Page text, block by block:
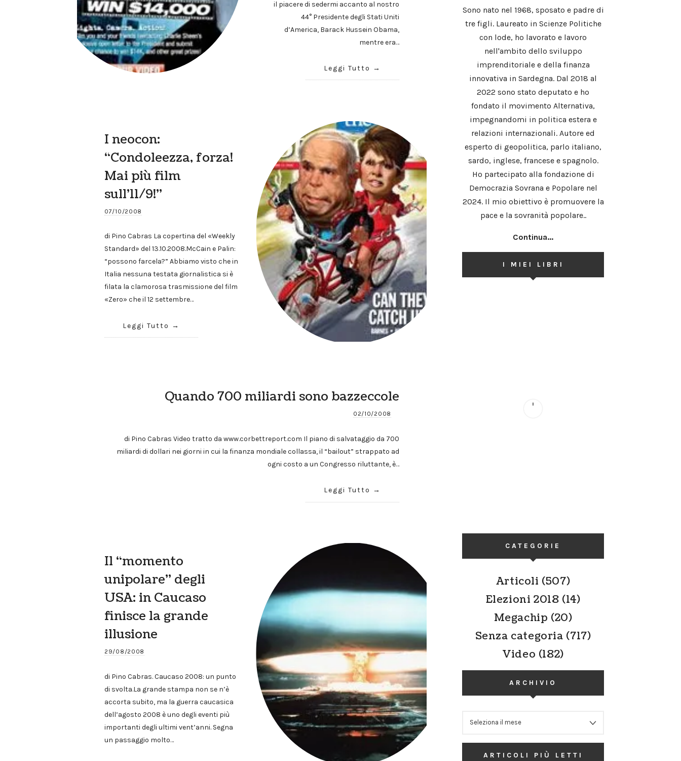
il piacere di sedermi accanto al nostro
44° Presidente degli Stati Uniti
d’America, Barack Hussein Obama,
mentre era…
Leggi Tutto
I neocon:
“Condoleezza, forza!
Mai più film
sull’11/9!”
07/10/2008
di Pino Cabras La copertina del «Weekly
Standard» del 13.10.2008.McCain e Palin:
“possono farcela?” Abbiamo visto che in
Italia nessuna testata giornalistica si è
filata la clamorosa trasmissione del film
«Zero» che il 12 settembre…
Leggi Tutto
Quando 700 miliardi sono bazzeccole
02/10/2008
di Pino Cabras Video tratto da www.corbettreport.com Il piano di salvataggio da 700
miliardi di dollari nei giorni in cui la finanza mondiale collassa, il “bailout” strappato ad
ogni costo a un Congresso riluttante, è…
Leggi Tutto
Il “momento
unipolare” degli
USA: in Caucaso
finisce la grande
illusione
29/08/2008
di Pino Cabras. Caucaso 2008: un punto
di svolta.La grande stampa non se n’è
accorta subito, ma la guerra caucasica
dell’agosto 2008 è uno degli eventi più
importanti degli ultimi vent’anni. Segna
un passaggio molto…
Sono nato nel 1968, sposato e padre di
tre figli. Laureato in Scienze Politiche
con lode, ho lavorato e lavoro
nell'ambito dello sviluppo
imprenditoriale e della finanza
innovativa in Sardegna. Dal 2018 al
2022 sono stato deputato e ho
fondato il movimento Alternativa,
impegnandomi in politica estera e
relazioni internazionali. Autore ed
esperto di geopolitica, parlo italiano,
sardo, inglese, francese e spagnolo.
Ho partecipato alla fondazione di
Democrazia Sovrana e Popolare nel
2024. Il mio obiettivo è promuovere la
pace e la sovranità popolare..
Continua...
I MIEI LIBRI
CATEGORIE
Articoli (507)
Elezioni 2018 (14)
Megachip (20)
Senza categoria (717)
Video (182)
ARCHIVIO
ARTICOLI PIÙ LETTI